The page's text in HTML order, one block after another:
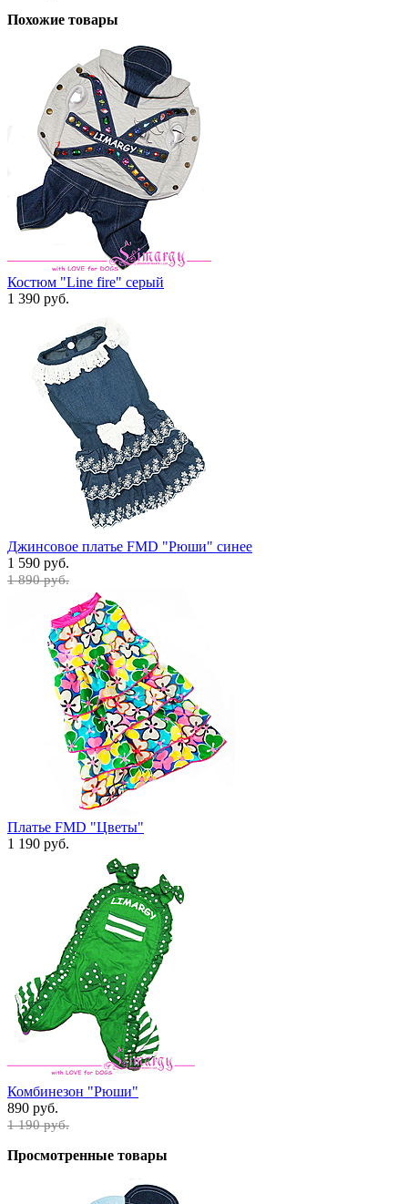
Похожие товары
Костюм "Line fire" серый
1 390 руб.
Джинсовое платье FMD "Рюши" синее
1 590 руб.
1 890 руб.
Платье FMD "Цветы"
1 190 руб.
Комбинезон "Рюши"
890 руб.
1 190 руб.
Просмотренные товары